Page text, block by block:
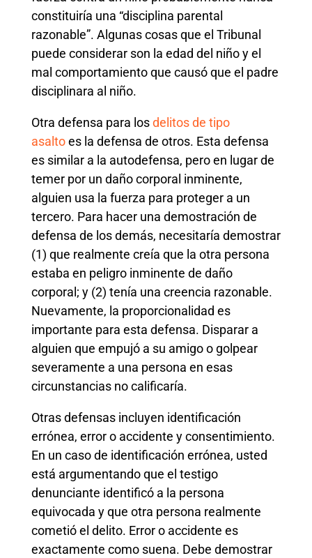
constituiría una “disciplina parental
razonable”. Algunas cosas que el Tribunal
puede considerar son la edad del niño y el
mal comportamiento que causó que el padre
disciplinara al niño.
Otra defensa para los delitos de tipo
asalto es la defensa de otros. Esta defensa
es similar a la autodefensa, pero en lugar de
temer por un daño corporal inminente,
alguien usa la fuerza para proteger a un
tercero. Para hacer una demostración de
defensa de los demás, necesitaría demostrar
(1) que realmente creía que la otra persona
estaba en peligro inminente de daño
corporal; y (2) tenía una creencia razonable.
Nuevamente, la proporcionalidad es
importante para esta defensa. Disparar a
alguien que empujó a su amigo o golpear
severamente a una persona en esas
circunstancias no calificaría.
Otras defensas incluyen identificación
errónea, error o accidente y consentimiento.
En un caso de identificación errónea, usted
está argumentando que el testigo
denunciante identificó a la persona
equivocada y que otra persona realmente
cometió el delito. Error o accidente es
exactamente como suena. Debe demostrar